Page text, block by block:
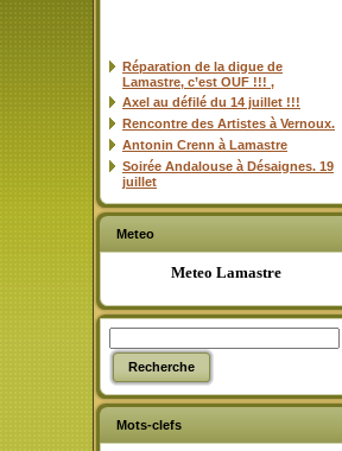
Réparation de la digue de
Lamastre, c’est OUF !!! ,
Axel au défilé du 14 juillet !!!
Rencontre des Artistes à Vernoux.
Antonin Crenn à Lamastre
Soirée Andalouse à Désaignes. 19
juillet
Meteo
Meteo Lamastre
Mots-clefs